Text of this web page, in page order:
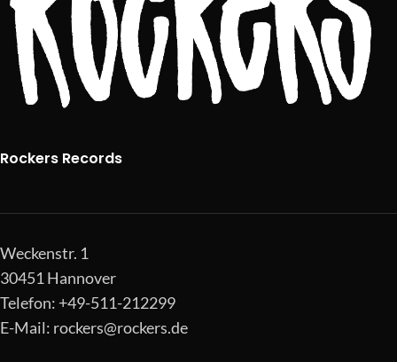
Rockers Records
Weckenstr. 1
30451 Hannover
Telefon: +49-511-212299
E-Mail: rockers@rockers.de